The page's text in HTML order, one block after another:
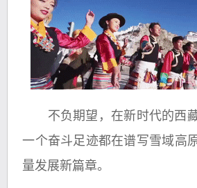
不负期望，在新时代的西
一个奋斗足迹都在谱写雪域高
量发展新篇章。